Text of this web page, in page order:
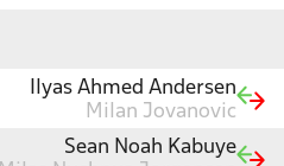
Ilyas Ahmed Andersen
Milan Jovanovic
Sean Noah Kabuye